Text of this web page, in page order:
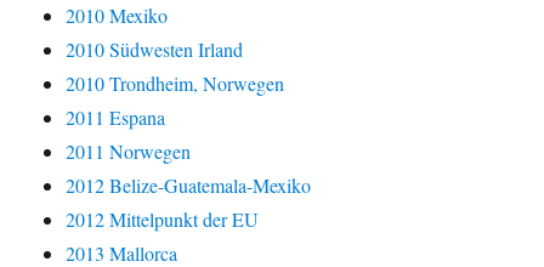
2010 Mexiko
2010 Südwesten Irland
2010 Trondheim, Norwegen
2011 Espana
2011 Norwegen
2012 Belize-Guatemala-Mexiko
2012 Mittelpunkt der EU
2013 Mallorca